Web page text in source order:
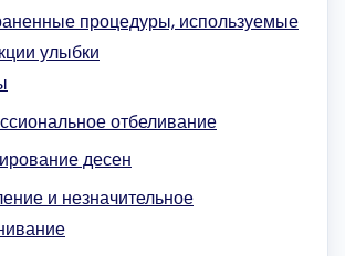
процедуры, используемые
улыбки
отбеливание
десен
и незначительное